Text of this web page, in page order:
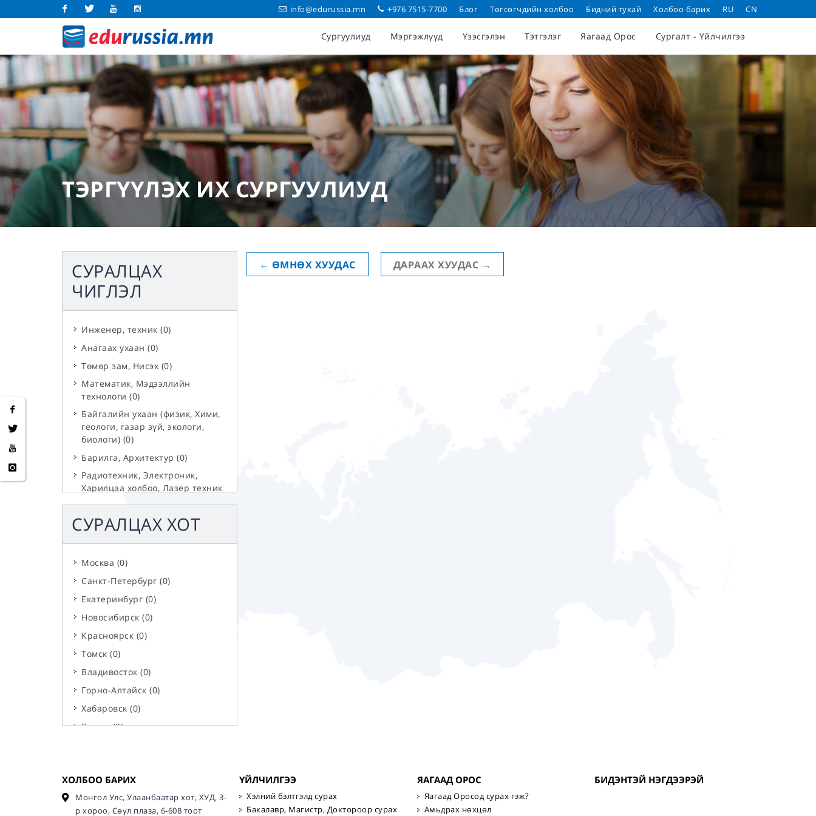
FacebookTwitter YoutubeInstagram
info@edurussia.mn +976 7515-7700 Блог Төгсөгчдийн холбоо Бидний тухай Холбоо барих RU CN
Сургуулиуд Мэргэжлүүд Үзэсгэлэн Тэтгэлэг Яагаад Орос Сургалт - Үйлчилгээ
ТЭРГҮҮЛЭХ ИХ СУРГУУЛИУД
СУРАЛЦАХ
ЧИГЛЭЛ
Инженер, техник (0)
Анагаах ухаан (0)
Төмөр зам, Нисэх (0)
Математик, Мэдээллийн
технологи (0)
Байгалийн ухаан (физик, Хими,
геологи, газар зүй, экологи,
биологи) (0)
Барилга, Архитектур (0)
Радиотехник, Электроник,
Харилцаа холбоо, Лазер техник
Эрчим хүч, Цахилгаан, Дулаан
(0)
Физик, Хими, Цөмийн
технологи, Атомын станц
Хүнсний технологи
Байгаль орчны менежмент
Уул уурхай, Нефть, Газ, Газар,
наноматериалууд, Инноваци
(0)
Хөнгөн үйлдвэрлэл (даавуу,
Эдийн засаг, Менежмент,
Хүний нөөц, Маркетинг(0 )
СУРАЛЦАХ ХОТ
Москва (0)
Санкт-Петербург (0)
Екатеринбург (0)
Новосибирск (0)
Красноярск (0)
Томск (0)
Владивосток (0)
Горно-Алтайск (0)
Хабаровск (0)
Якутск(0)
Улаан-Үүд(0
Эрхүү (0)
← ӨМНӨХ ХУУДАС ДАРААХХУУДАС →
ХОЛБОО БАРИХ
Монгол Улс, Улаанбаатар хот, ХУД, 3-
р хороо, Сөүл плаза, 6-608 тоот
ҮЙЛЧИЛГЭЭ
Хэлний бэлтгэлд сурах
Бакалавр, Магистр, Доктороор сурах
ЯАГААД ОРОС
Яагаад Оросод сурах гэж?
Амьдрах нөхцөл
БИДЭНТЭЙ НЭГДЭЭРЭЙ